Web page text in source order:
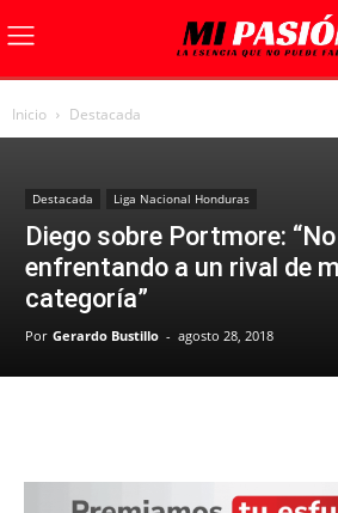
Inicio Destacada
Destacada Liga Nacional Honduras
Diego sobre Portmore:
enfrentando a un rival de
categoría”
Por Gerardo Bustillo - agosto 28, 2018